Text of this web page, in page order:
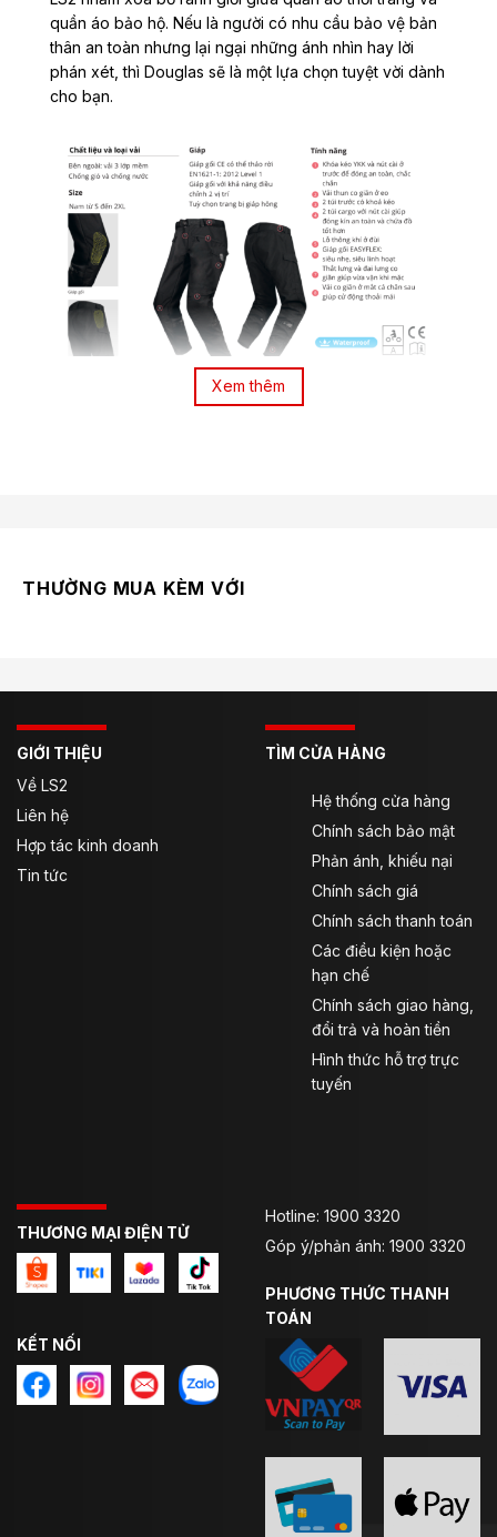
quần áo bảo hộ. Nếu là người có nhu cầu bảo vệ bản
thân an toàn nhưng lại ngại những ánh nhìn hay lời
phán xét, thì Douglas sẽ là một lựa chọn tuyệt vời dành
cho bạn.
Với chất liệu vải mềm nhẹ, có khả năng chống gió và
Xem thêm
THƯỜNG MUA KÈM VỚI
GIỚI THIỆU
Về LS2
Liên hệ
Hợp tác kinh doanh
Tin tức
TÌM CỬA HÀNG
Hệ thống cửa hàng
Chính sách bảo mật
Phản ánh, khiếu nại
Chính sách giá
Chính sách thanh toán
Các điều kiện hoặc
hạn chế
Chính sách giao hàng,
đổi trả và hoàn tiền
Hình thức hỗ trợ trực
tuyến
THƯƠNG MẠI ĐIỆN TỬ
KẾT NỐI
Hotline: 1900 3320
Góp ý/phản ánh: 1900 3320
PHƯƠNG THỨC THANH
TOÁN